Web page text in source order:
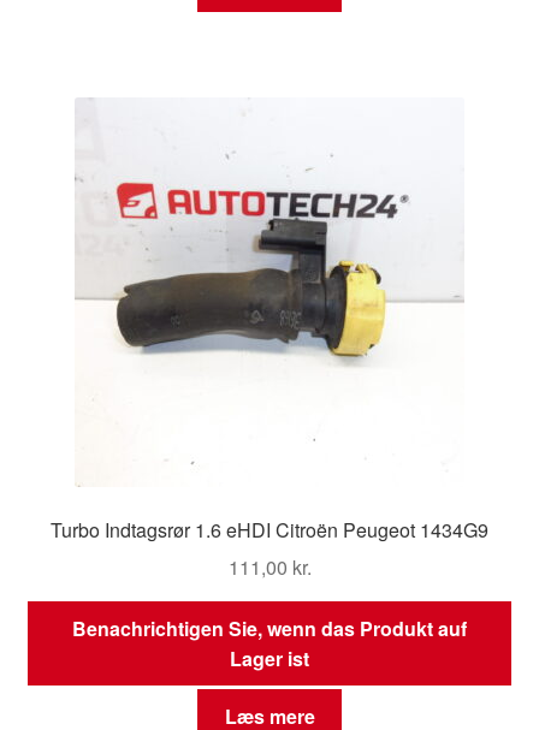
Turbo Indtagsrør 1.6 eHDI Citroën Peugeot 1434G9
111,00 kr.
Benachrichtigen Sie, wenn das Produkt auf
Lager ist
Læs mere